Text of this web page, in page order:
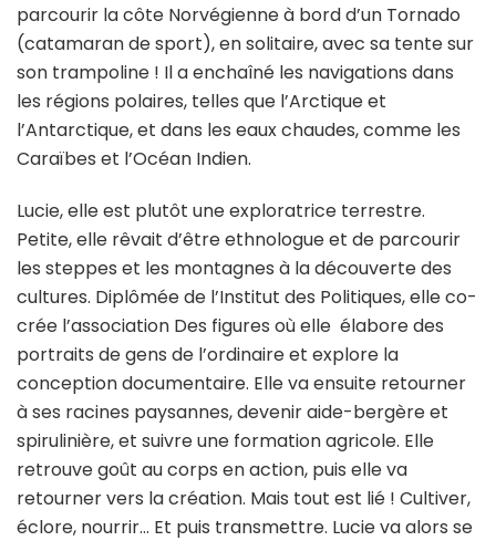
parcourir la côte Norvégienne à bord d’un Tornado
(catamaran de sport), en solitaire, avec sa tente sur
son trampoline ! Il a enchaîné les navigations dans
les régions polaires, telles que l’Arctique et
l’Antarctique, et dans les eaux chaudes, comme les
Caraïbes et l’Océan Indien.
Lucie, elle est plutôt une exploratrice terrestre.
Petite, elle rêvait d’être ethnologue et de parcourir
les steppes et les montagnes à la découverte des
cultures. Diplômée de l’Institut des Politiques, elle co-
crée l’association Des figures où elle élabore des
portraits de gens de l’ordinaire et explore la
conception documentaire. Elle va ensuite retourner
à ses racines paysannes, devenir aide-bergère et
spirulinière, et suivre une formation agricole. Elle
retrouve goût au corps en action, puis elle va
retourner vers la création. Mais tout est lié ! Cultiver,
éclore, nourrir… Et puis transmettre. Lucie va alors se